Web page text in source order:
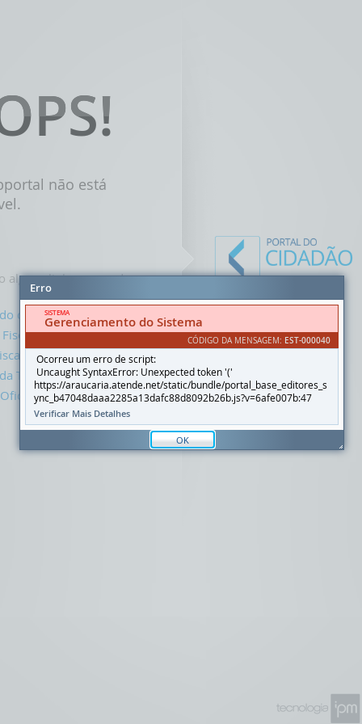
não está
alguns links que podem
cidadão
Eletrônica
Transparência
Erro
SISTEMA
Gerenciamento do Sistema
CÓDIGO DA MENSAGEM: EST-000040
Ocorreu um erro de script:
Uncaught SyntaxError: Unexpected token '('
https://araucaria.atende.net/static/bundle/portal_base_editores_s
ync_b47048daaa2285a13dafc88d8092b26b.js?v=6afe007b:47
Verificar Mais Detalhes
OK